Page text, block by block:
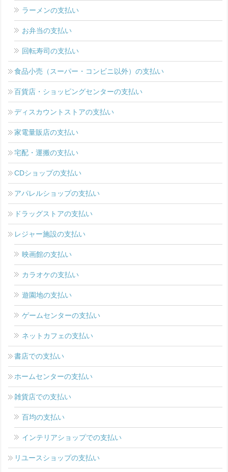
ラーメンの支払い
お弁当の支払い
回転寿司の支払い
食品小売（スーパー・コンビニ以外）の支払い
百貨店・ショッピングセンターの支払い
ディスカウントストアの支払い
家電量販店の支払い
宅配・運搬の支払い
CDショップの支払い
アパレルショップの支払い
ドラッグストアの支払い
レジャー施設の支払い
映画館の支払い
カラオケの支払い
遊園地の支払い
ゲームセンターの支払い
ネットカフェの支払い
書店での支払い
ホームセンターの支払い
雑貨店での支払い
百均の支払い
インテリアショップでの支払い
リユースショップの支払い